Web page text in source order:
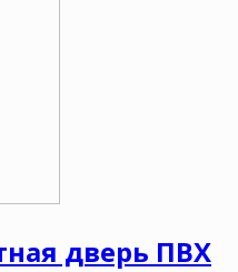
дверь ПВХ